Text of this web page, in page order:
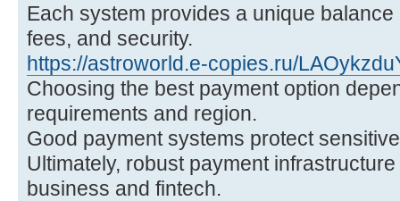
Each system provides a unique
fees, and security.
https://astroworld.e-copies.ru/
Choosing the best payment option
requirements and region.
Good payment systems protect
Ultimately, robust payment
business and fintech.